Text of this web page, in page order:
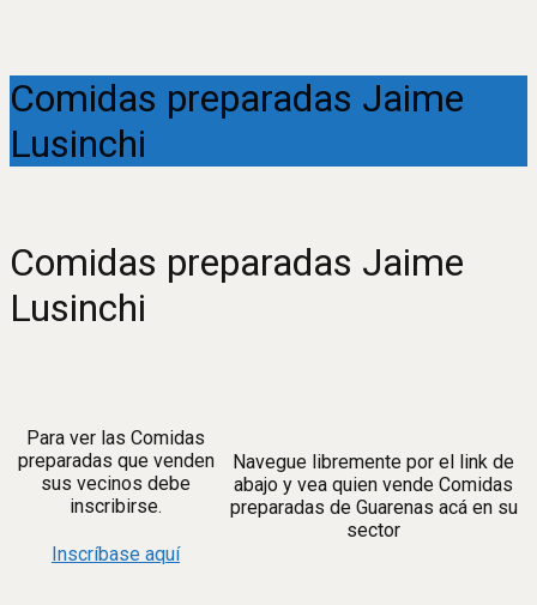
Comidas preparadas Jaime
Lusinchi
Comidas preparadas Jaime
Lusinchi
Para ver las Comidas
preparadas que venden
sus vecinos debe
inscribirse.
Inscríbase aquí
Navegue libremente por el link de
abajo y vea quien vende Comidas
preparadas de Guarenas acá en su
sector